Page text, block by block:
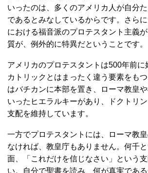
いったのは、多くのアメリカ人が自分
であるとみなしているからです。さら
における福音派のプロテスタント主義
質が、例外的に特異だということです。
アメリカのプロテスタントは500年前に
カトリックとはまったく違う要素をも
はバチカンに本部を置き、ローマ教皇
いったヒエラルキーがあり、ドクトリ
支配を維持しています。
一方でプロテスタントには、ローマ教
なければ、教皇庁もありません。何千
面、「これだけを信じなさい」という
い。自分で聖書を読み、何が真実であ